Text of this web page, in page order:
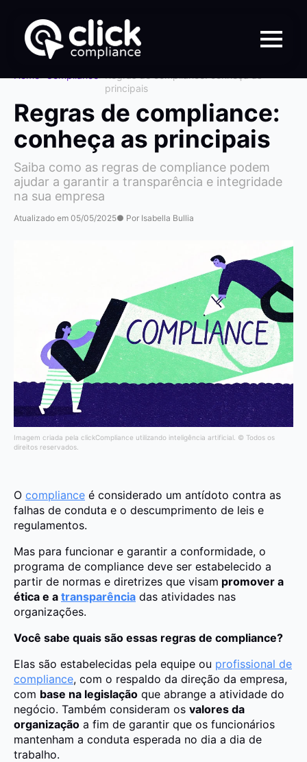
principais
Regras de compliance:
conheça as principais
Saiba como as regras de compliance podem
ajudar a garantir a transparência e integridade
na sua empresa
Atualizado em 05/05/2025● Por Isabella Bullia
Imagem criada pela clickCompliance utilizando inteligência artificial. © Todos os
direitos reservados.
O compliance é considerado um antídoto contra as
falhas de conduta e o descumprimento de leis e
regulamentos.
Mas para funcionar e garantir a conformidade, o
programa de compliance deve ser estabelecido a
partir de normas e diretrizes que visam promover a
ética e a transparência das atividades nas
organizações.
Você sabe quais são essas regras de compliance?
Elas são estabelecidas pela equipe ou profissional de
compliance, com o respaldo da direção da empresa,
com base na legislação que abrange a atividade do
negócio. Também consideram os valores da
organização a fim de garantir que os funcionários
mantenham a conduta esperada no dia a dia de
trabalho.